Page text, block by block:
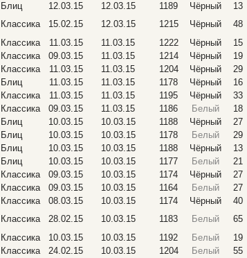
Блиц 12.03.15 12.03.15 1189 Чёрный 13
Классика 15.02.15 12.03.15 1215 Чёрный 48
Классика 11.03.15 11.03.15 1222 Чёрный 15
Классика 09.03.15 11.03.15 1214 Чёрный 19
Классика 11.03.15 11.03.15 1204 Чёрный 29
Блиц 11.03.15 11.03.15 1178 Чёрный 16
Классика 11.03.15 11.03.15 1195 Чёрный 33
Классика 09.03.15 11.03.15 1186 Белый 18
Блиц 10.03.15 10.03.15 1188 Чёрный 27
Блиц 10.03.15 10.03.15 1178 Белый 29
Блиц 10.03.15 10.03.15 1188 Чёрный 13
Блиц 10.03.15 10.03.15 1177 Белый 21
Классика 09.03.15 10.03.15 1174 Чёрный 27
Классика 09.03.15 10.03.15 1164 Белый 27
Классика 08.03.15 10.03.15 1174 Чёрный 40
Классика 28.02.15 10.03.15 1183 Белый 65
Классика 10.03.15 10.03.15 1192 Белый 19
Классика 24.02.15 10.03.15 1204 Белый 55